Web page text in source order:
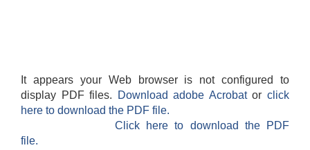
It appears your Web browser is not configured to
display PDF files.
Download adobe Acrobatorclick
here to download the PDF file.
Click here to download the PDF
file.